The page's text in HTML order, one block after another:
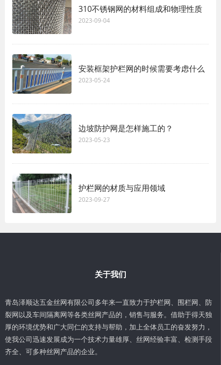
310不锈钢网的材料组成和物理性质
2023-09-04
安装框架护栏网的时候需要考虑什么
2023-05-24
边坡防护网是怎样施工的？
2023-05-23
护栏网的材质与应用领域
2023-09-27
关于我们
青岛泽顺达五金丝网有限公司多年来一直致力于护栏网、围栏网、防
裂网以及车间隔离网等各类丝网产品的，销售与服务。借助于得天独
厚的环境优势和广大同仁的支持与帮助，加上全体员工的奋发努力，
使我公司迅速发展成为一个技术力量雄厚、丝网经验丰富、检测手段
齐全、可多种丝网产品的企业。